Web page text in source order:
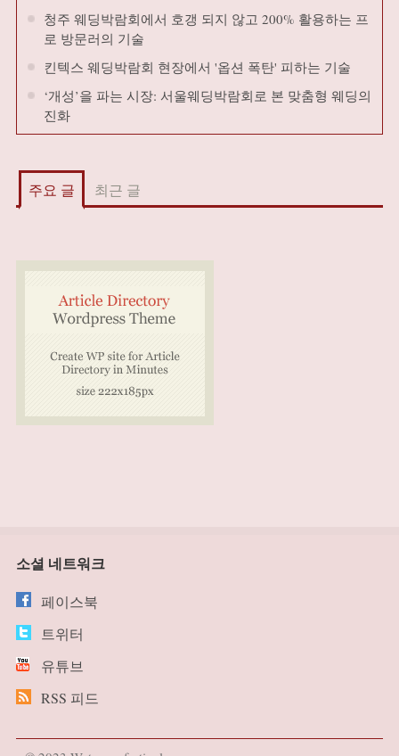
청주 웨딩박람회에서 호갱 되지 않고 200% 활용하는 프
로 방문러의 기술
킨텍스 웨딩박람회 현장에서 '옵션 폭탄' 피하는 기술
‘개성’을 파는 시장: 서울웨딩박람회로 본 맞춤형 웨딩의
진화
주요 글 최근 글
소셜 네트워크
페이스북
트위터
유튜브
RSS 피드